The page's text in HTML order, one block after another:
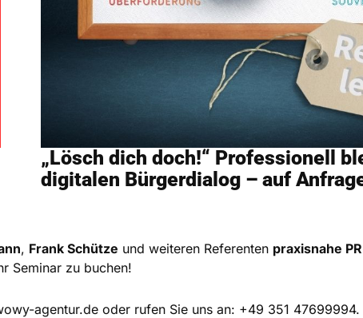
„Lösch dich doch!“ Professionell
digitalen Bürgerdialog – auf
, Frank Schütze und weiteren Referenten praxisnahe
Seminar zu buchen!
agentur.de oder rufen Sie uns an: +49 351 47699994.